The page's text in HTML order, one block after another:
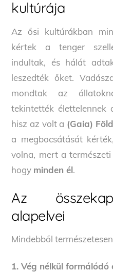
kultúrája
Az ősi kultúrákban
kértek a tenger
indultak, és hálát
leszedték őket.
mondtak az
tekintették
hisz az volt a (Gaia)
a megbocsátását
volna, mert a
hogy minden él.
Az
alapelvei
Mindebből
1. Vég nélkül